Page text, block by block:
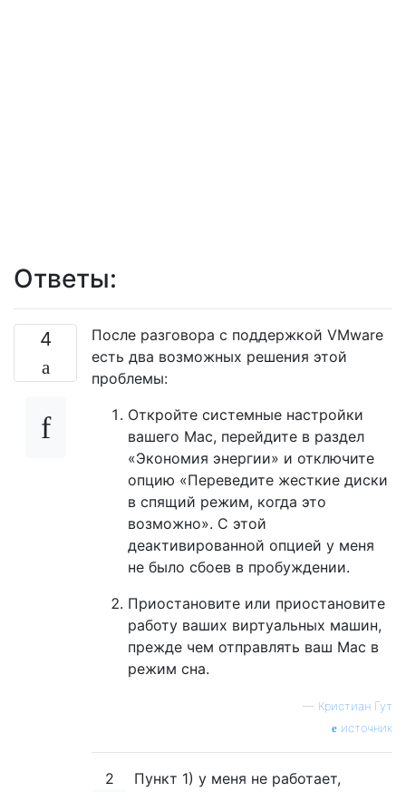
Ответы:
4
После разговора с поддержкой VMware
есть два возможных решения этой
проблемы:
Откройте системные настройки
вашего Mac, перейдите в раздел
«Экономия энергии» и отключите
опцию «Переведите жесткие диски
в спящий режим, когда это
возможно». С этой
деактивированной опцией у меня
не было сбоев в пробуждении.
Приостановите или приостановите
работу ваших виртуальных машин,
прежде чем отправлять ваш Mac в
режим сна.
— Кристиан Гут
источник
2
Пункт 1) у меня не работает,